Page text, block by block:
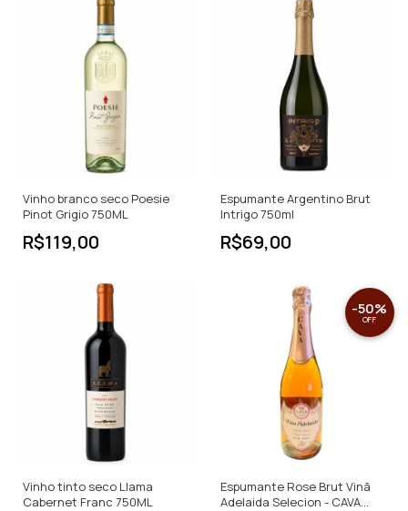
Vinho branco seco Poesie
Pinot Grigio 750ML
R$119,00
Espumante Argentino Brut
Intrigo 750ml
R$69,00
Vinho tinto seco Llama
Cabernet Franc 750ML
Espumante Rose Brut Vinã
Adelaida Selecion - CAVA
-50%
OFF